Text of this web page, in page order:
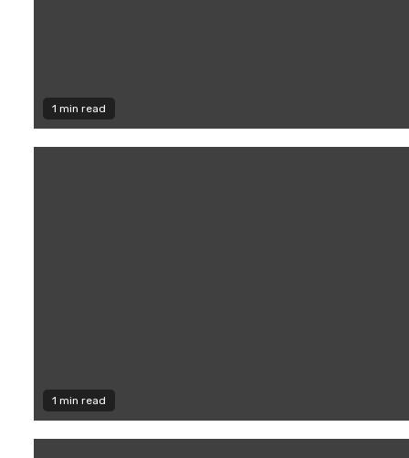
1 min read
1 min read